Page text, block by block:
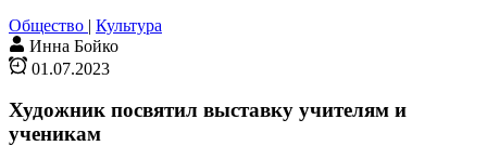
Общество | Культура
Инна Бойко
01.07.2023
Художник посвятил выставку учителям и
ученикам